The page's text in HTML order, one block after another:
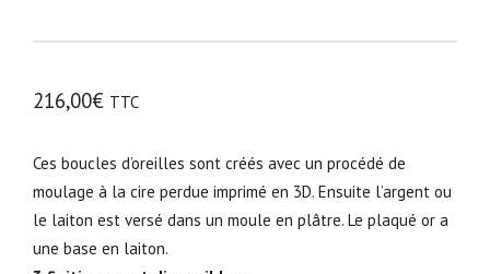
216,00€ TTC
Ces boucles d’oreilles sont créés avec un procédé de
moulage à la cire perdue imprimé en 3D. Ensuite l’argent ou
le laiton est versé dans un moule en plâtre. Le plaqué or a
une base en laiton.